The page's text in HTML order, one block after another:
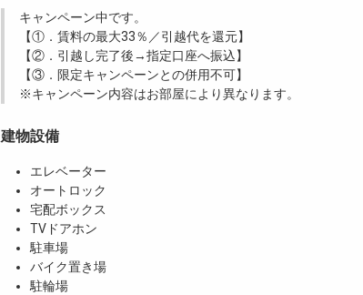
キャンペーン中です。
【①．賃料の最大33％／引越代を還元】
【②．引越し完了後→指定口座へ振込】
【③．限定キャンペーンとの併用不可】
※キャンペーン内容はお部屋により異なります。
建物設備
エレベーター
オートロック
宅配ボックス
TVドアホン
駐車場
バイク置き場
駐輪場